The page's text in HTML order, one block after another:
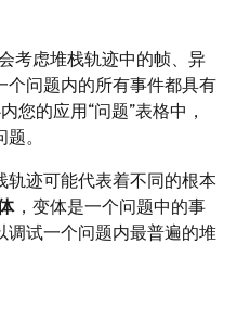
考虑堆栈轨迹中的帧、异
个问题内的所有事件都具有
您的应用“问题”表格中，
。
轨迹可能代表着不同的根本
，变体是一个问题中的事
调试一个问题内最普遍的堆